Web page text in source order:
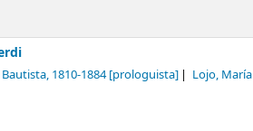
, 1810-1884[prologuista] Lojo,